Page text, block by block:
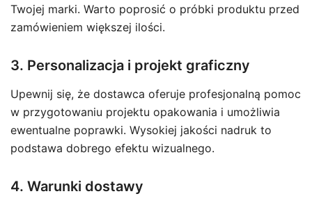
Twojej marki. Warto poprosić o próbki produktu przed
zamówieniem większej ilości.
3. Personalizacja i projekt graficzny
Upewnij się, że dostawca oferuje profesjonalną pomoc
w przygotowaniu projektu opakowania i umożliwia
ewentualne poprawki. Wysokiej jakości nadruk to
podstawa dobrego efektu wizualnego.
4. Warunki dostawy